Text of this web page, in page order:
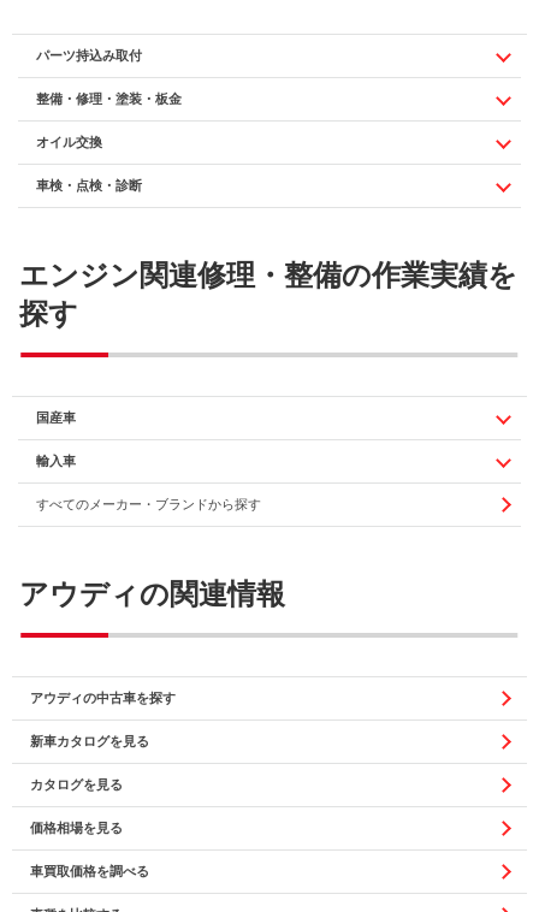
パーツ持込み取付
整備・修理・塗装・板金
オイル交換
車検・点検・診断
エンジン関連修理・整備の作業実績を
探す
国産車
輸入車
すべてのメーカー・ブランドから探す
アウディの関連情報
アウディの中古車を探す
新車カタログを見る
カタログを見る
価格相場を見る
車買取価格を調べる